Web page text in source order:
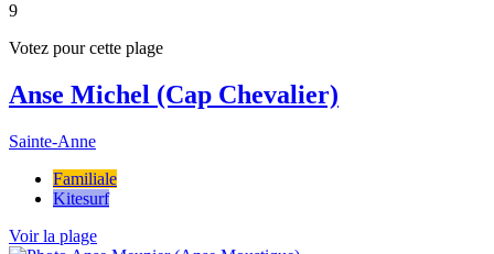
9
Votez pour cette plage
Anse Michel (Cap Chevalier)
Sainte-Anne
Familiale
Kitesurf
Voir la plage